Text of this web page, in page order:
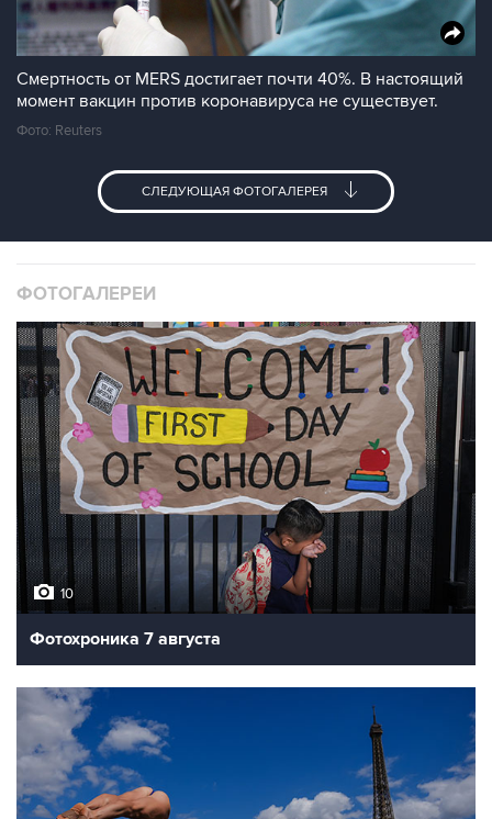
Смертность от MERS достигает почти 40%. В настоящий
момент вакцин против коронавируса не существует.
Фото: Reuters
СЛЕДУЮЩАЯ ФОТОГАЛЕРЕЯ
ФОТОГАЛЕРЕИ
10
Фотохроника 7 августа